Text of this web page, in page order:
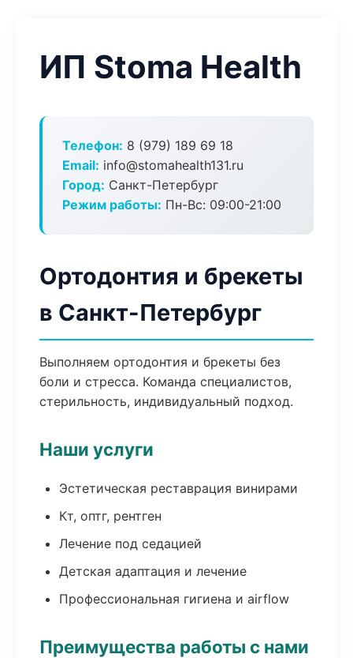
ИП Stoma Health
Телефон: 8 (979) 189 69 18
Email: info@stomahealth131.ru
Город: Санкт-Петербург
Режим работы: Пн-Вс: 09:00-21:00
Ортодонтия и брекеты
в Санкт-Петербург
Выполняем ортодонтия и брекеты без
боли и стресса. Команда специалистов,
стерильность, индивидуальный подход.
Наши услуги
Эстетическая реставрация винирами
Кт, оптг, рентген
Лечение под седацией
Детская адаптация и лечение
Профессиональная гигиена и airflow
Преимущества работы с нами